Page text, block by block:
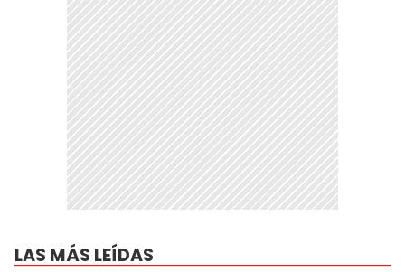
LAS MÁS LEÍDAS